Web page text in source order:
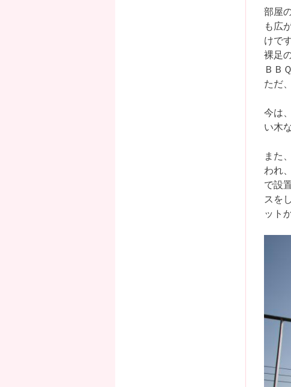
部屋
も広
けです
裸足
ＢＢ
ただ
今は
い木
また
われ
で設
スを
ット